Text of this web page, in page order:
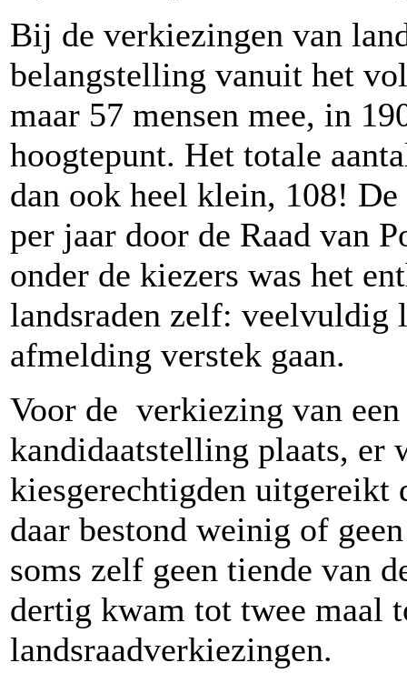
Bij de verkiezingen van
belangstelling vanuit het
maar 57 mensen mee, in
hoogtepunt. Het totale
dan ook heel klein, 108!
per jaar door de Raad van
onder de kiezers was het
landsraden zelf: veelvuldig
afmelding verstek gaan.
Voor de verkiezing van
kandidaatstelling plaats, er
kiesgerechtigden uitgereikt
daar bestond weinig of
soms zelf geen tiende van
dertig kwam tot twee maal
landsraadverkiezingen.